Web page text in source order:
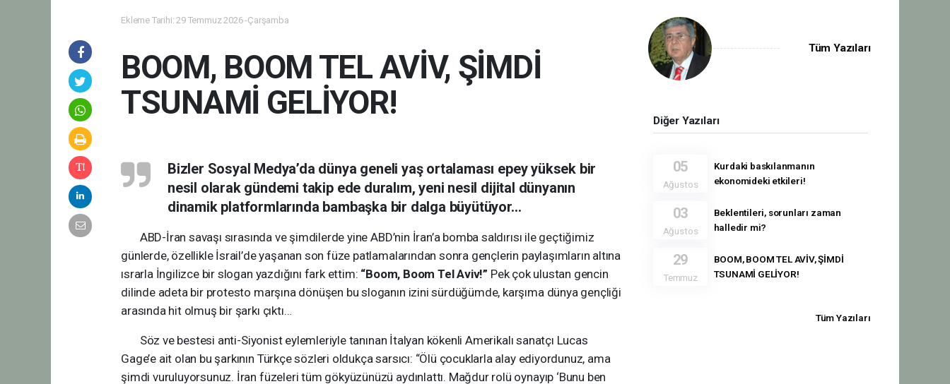
Ekleme Tarihi: 29 Temmuz 2026 -Çarşamba
BOOM, BOOM TEL AVİV, ŞİMDİ
TSUNAMİ GELİYOR!
Bizler Sosyal Medya’da dünya geneli yaş ortalaması epey yüksek bir
nesil olarak gündemi takip ede duralım, yeni nesil dijital dünyanın
dinamik platformlarında bambaşka bir dalga büyütüyor…
ABD-İran savaşı sırasında ve şimdilerde yine ABD’nin İran’a bomba saldırısı ile geçtiğimiz
günlerde, özellikle İsrail’de yaşanan son füze patlamalarından sonra gençlerin paylaşımların altına
ısrarla İngilizce bir slogan yazdığını fark ettim: “Boom, Boom Tel Aviv!” Pek çok ulustan gencin
dilinde adeta bir protesto marşına dönüşen bu sloganın izini sürdüğümde, karşıma dünya gençliği
arasında hit olmuş bir şarkı çıktı…
Söz ve bestesi anti-Siyonist eylemleriyle tanınan İtalyan kökenli Amerikalı sanatçı Lucas
Gage’e ait olan bu şarkının Türkçe sözleri oldukça sarsıcı: “Ölü çocuklarla alay ediyordunuz, ama
şimdi vuruluyorsunuz. İran füzeleri tüm gökyüzünüzü aydınlattı. Mağdur rolü oynayıp ‘Bunu ben
Tüm Yazıları
Diğer Yazıları
05
Ağustos
Kurdaki baskılanmanın
ekonomideki etkileri!
03
Ağustos
Beklentileri, sorunları zaman
halledir mi?
29
Temmuz
BOOM, BOOM TEL AVİV, ŞİMDİ
TSUNAMİ GELİYOR!
Tüm Yazıları